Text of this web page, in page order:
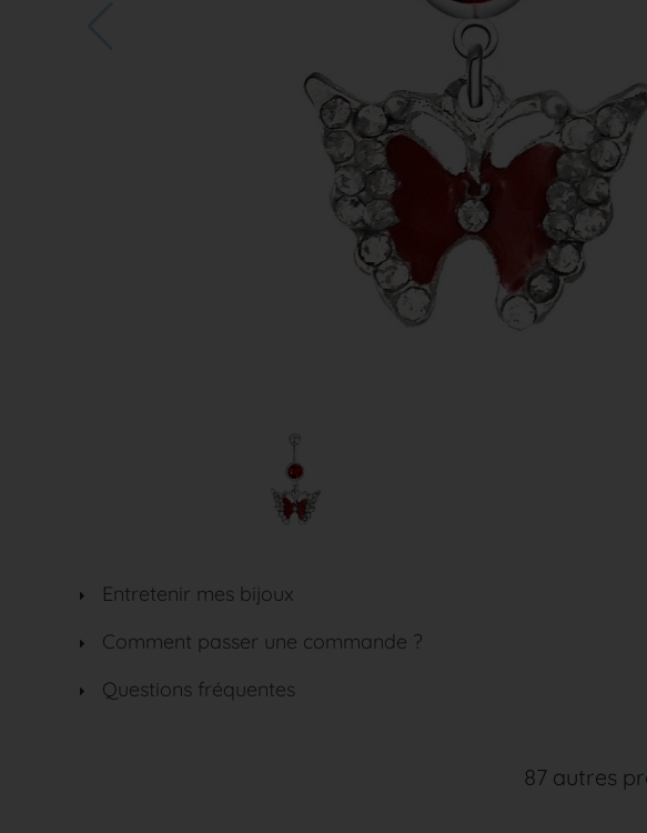
Entretenir mes bijoux
Comment passer une commande ?
Questions fréquentes
87 autres